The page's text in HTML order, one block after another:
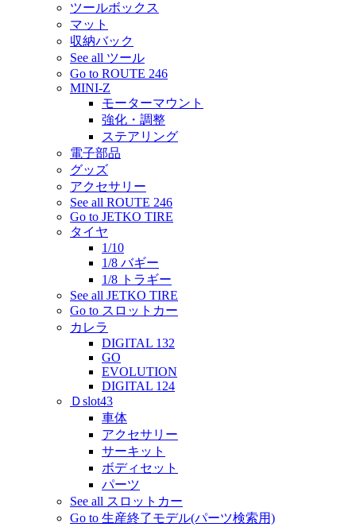
ツールボックス
マット
収納バック
See all ツール
Go to ROUTE 246
MINI-Z
モーターマウント
強化・調整
ステアリング
電子部品
グッズ
アクセサリー
See all ROUTE 246
Go to JETKO TIRE
タイヤ
1/10
1/8 バギー
1/8 トラギー
See all JETKO TIRE
Go to スロットカー
カレラ
DIGITAL 132
GO
EVOLUTION
DIGITAL 124
Ｄslot43
車体
アクセサリー
サーキット
ボディセット
パーツ
See all スロットカー
Go to 生産終了モデル(パーツ検索用)